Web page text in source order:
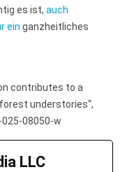
es ist, auch
ein ganzheitliches
contributes to a
understories“,
025-08050-w
LLC